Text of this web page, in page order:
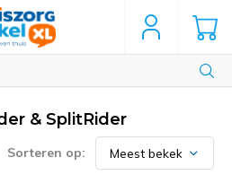
& SplitRider
Sorteren op: